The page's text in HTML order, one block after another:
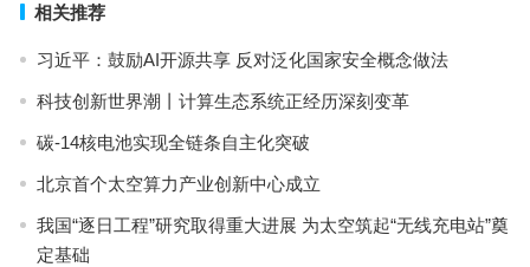
相关推荐
习近平：鼓励AI开源共享 反对泛化国家安全概念做法
科技创新世界潮丨计算生态系统正经历深刻变革
碳-14核电池实现全链条自主化突破
北京首个太空算力产业创新中心成立
我国“逐日工程”研究取得重大进展 为太空筑起“无线充电站”奠
定基础